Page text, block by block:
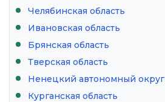
Челябинская область
Ивановская область
Брянская область
Тверская область
Ненецкий автономный округ
Курганская область